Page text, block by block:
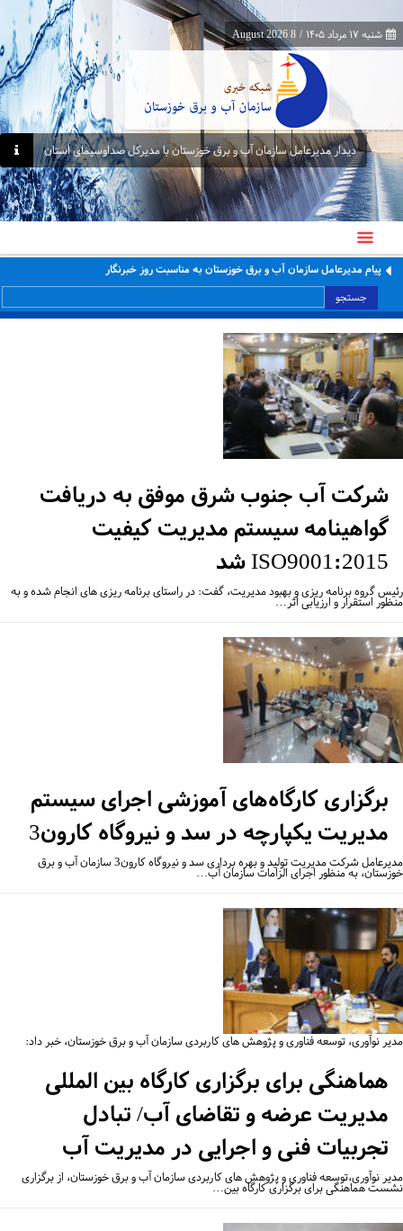
شنبه ۱۷ مرداد ۱۴۰۵ /
8 August 2026
دیدار مدیرعامل سازمان آب و برق خوزستان با مدیرکل صداوسیمای استان
پیام مدیرعامل سازمان آب و برق خوزستان به مناسبت روز خبرنگار
جستجو
شرکت آب جنوب شرق موفق به دریافت
گواهینامه سیستم مدیریت کیفیت
ISO9001:2015 شد
گروه برنامه‌ ریزی و بهبود مدیریت، گفت: در راستای برنامه‌ ریزی‌ های انجام‌ شده و به‌
استقرار و ارزیابی اثر…
‌برگزاری کارگاه‌های آموزشی اجرای سیستم
مدیریت یکپارچه در سد و نیروگاه کارون3
مدیرعامل شرکت مدیریت تولید و بهره برداری سد و نیروگاه کارون3 سازمان آب و برق
به منظور اجرای الزامات سازمان آب…
نوآوری، توسعه فناوری و پژوهش های کاربردی سازمان آب و برق خوزستان، خبر داد:
هماهنگی برای برگزاری کارگاه بین المللی
مدیریت عرضه و تقاضای آب/ تبادل
تجربیات فنی و اجرایی در مدیریت آب
نوآوری،توسعه فناوری و پژوهش های کاربردی سازمان آب و برق خوزستان، از برگزاری
هماهنگی برای برگزاری کارگاه بین…